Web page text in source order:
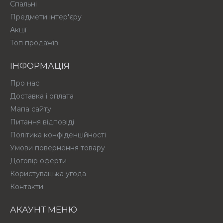
Спальні
Предмети інтер'єру
Акції
Топ продажів
ІНФОРМАЦІЯ
Про нас
Доставка і оплата
Мапа сайту
Питання відповіді
Політика конфіденційності
Умови повернення товару
Договір оферти
Користувацька угода
Контакти
АКАУНТ МЕНЮ